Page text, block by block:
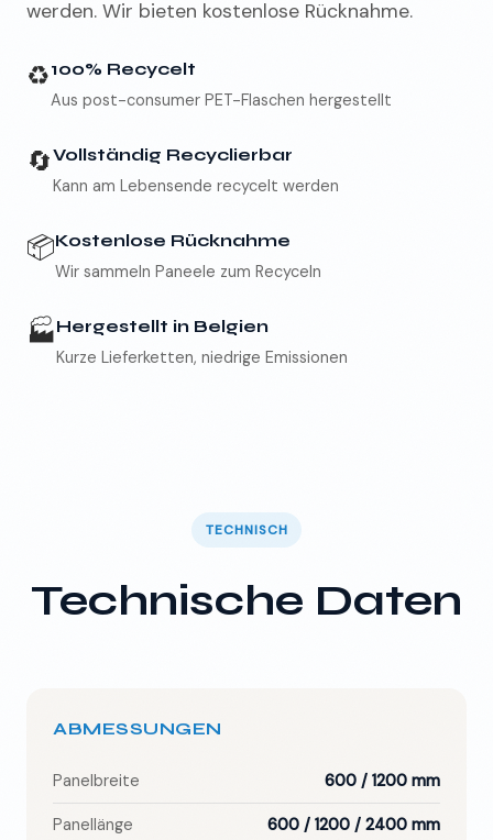
werden. Wir bieten kostenlose Rücknahme.
♻️100% Recycelt
Aus post-consumer PET-Flaschen hergestellt
🔄Vollständig Recyclierbar
Kann am Lebensende recycelt werden
📦Kostenlose Rücknahme
Wir sammeln Paneele zum Recyceln
🏭Hergestellt in Belgien
Kurze Lieferketten, niedrige Emissionen
TECHNISCH
Technische Daten
ABMESSUNGEN
Panelbreite 600 / 1200 mm
Panellänge 600 / 1200 / 2400 mm